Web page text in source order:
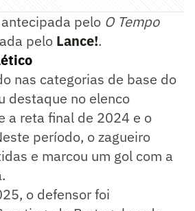
pelo O Tempo
pelo Lance!.
nas categorias de base do
destaque no elenco
a reta final de 2024 e o
período, o zagueiro
e marcou um gol com a
o defensor foi